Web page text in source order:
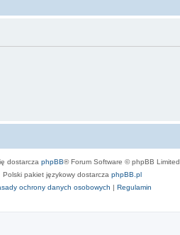
dostarcza phpBB® Forum Software © phpBB Limited
Polski pakiet językowy dostarcza phpBB.pl
ochrony danych osobowych | Regulamin